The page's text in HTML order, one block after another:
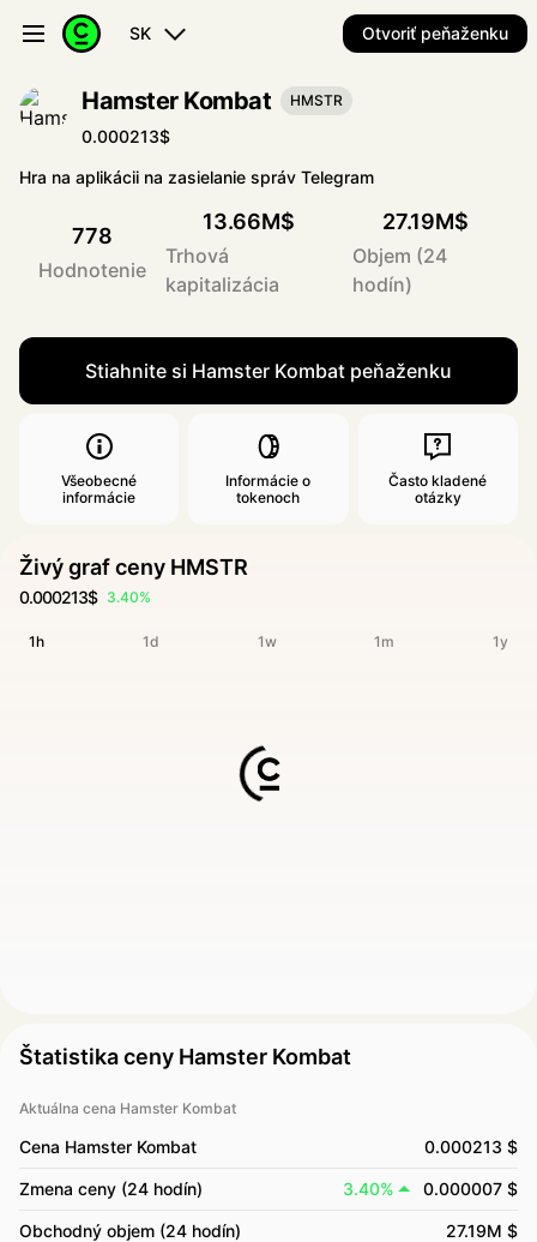
SK Otvoriť peňaženku
Hamster Kombat HMSTR
0.000213$
Hra na aplikácii na zasielanie správ Telegram
778
Hodnotenie
13.66M$
Trhová
kapitalizácia
27.19M$
Objem (24
hodín)
Stiahnite si Hamster Kombat peňaženku
Všeobecné
informácie
Informácie o
tokenoch
Často kladené
otázky
Živý graf ceny HMSTR
0.000213$ 3.40%
1h 1d 1w 1m 1y
Štatistika ceny Hamster Kombat
Aktuálna cena Hamster Kombat
Cena Hamster Kombat 0.000213 $
Zmena ceny (24 hodín) 3.40% 0.000007 $
Obchodný objem (24 hodín) 27.19M $